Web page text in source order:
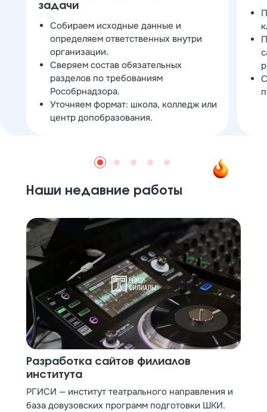
задачи
Собираем исходные данные и
определяем ответственных внутри
организации.
Сверяем состав обязательных
разделов по требованиям
Рособрнадзора.
Уточняем формат: школа, колледж или
центр допобразования.
Наши недавние работы
Разработка сайтов филиалов
института
РГИСИ — институт театрального направления и
база довузовских программ подготовки ШКИ.